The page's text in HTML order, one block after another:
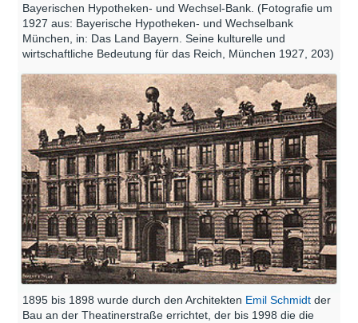
Bayerischen Hypotheken- und Wechsel-Bank. (Fotografie um
1927 aus: Bayerische Hypotheken- und Wechselbank
München, in: Das Land Bayern. Seine kulturelle und
wirtschaftliche Bedeutung für das Reich, München 1927, 203)
1895 bis 1898 wurde durch den Architekten Emil Schmidt der
Bau an der Theatinerstraße errichtet, der bis 1998 die die